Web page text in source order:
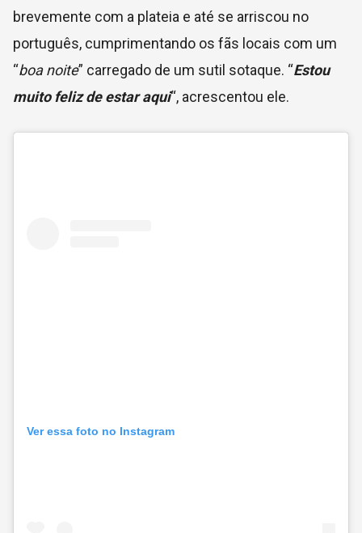
brevemente com a plateia e até se arriscou no
português, cumprimentando os fãs locais com um
“boa noite” carregado de um sutil sotaque. “Estou
muito feliz de estar aqui“, acrescentou ele.
Ver essa foto no Instagram